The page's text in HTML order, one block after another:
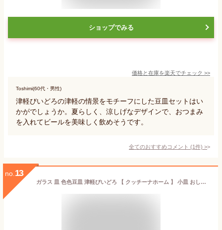
ショップでみる
価格と在庫を楽天でチェック >>
Toshimi(60代・男性)
津軽びいどろの津軽の情景をモチーフにした豆皿セットはい
かがでしょうか。夏らしく、涼しげなデザインで、おつまみ
を入れてビールを美味しく飲めそうです。
全てのおすすめコメント (1件) >
no. 13
ガラス 皿 色色豆皿 津軽びいどろ 【 クッチーナホーム 】 小皿 おしゃれ 小皿 10センチ 豆皿 おしゃれ ガラス 皿 透明 皿 おしゃれ ガラス レトロ 食器 かわいい 和菓子 皿 小皿 豆皿 醤油皿 和食器 モダン 日本製 結婚祝 プレゼント ギフト 贈り物 アデリア